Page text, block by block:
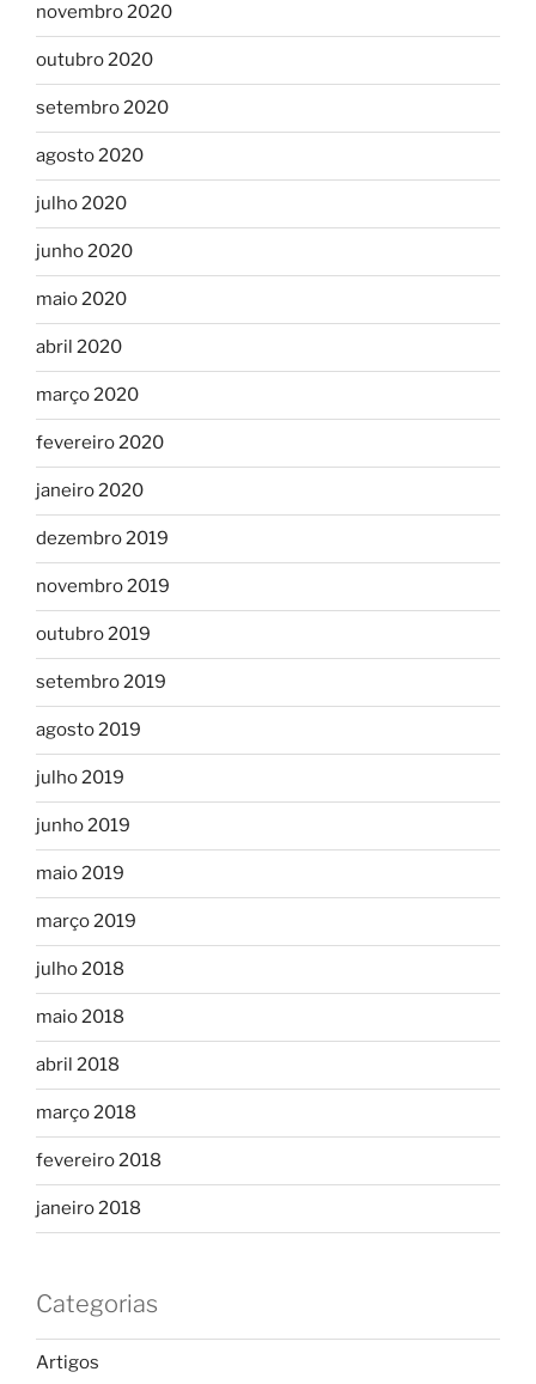
novembro 2020
outubro 2020
setembro 2020
agosto 2020
julho 2020
junho 2020
maio 2020
abril 2020
março 2020
fevereiro 2020
janeiro 2020
dezembro 2019
novembro 2019
outubro 2019
setembro 2019
agosto 2019
julho 2019
junho 2019
maio 2019
março 2019
julho 2018
maio 2018
abril 2018
março 2018
fevereiro 2018
janeiro 2018
Categorias
Artigos